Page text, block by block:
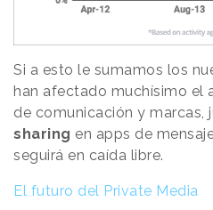
Si a esto le sumamos los
han afectado muchísimo el
de comunicación y
sharing en apps de
seguirá en caída libre.
El futuro del Private Media